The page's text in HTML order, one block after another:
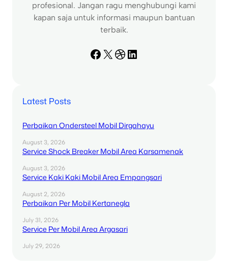
profesional. Jangan ragu menghubungi kami
kapan saja untuk informasi maupun bantuan
terbaik.
Facebook X Dribbble LinkedIn
Latest Posts
Perbaikan Ondersteel Mobil Dirgahayu
August 3, 2026
Service Shock Breaker Mobil Area Karsamenak
August 3, 2026
Service Kaki Kaki Mobil Area Empangsari
August 2, 2026
Perbaikan Per Mobil Kertanegla
July 31, 2026
Service Per Mobil Area Argasari
July 29, 2026